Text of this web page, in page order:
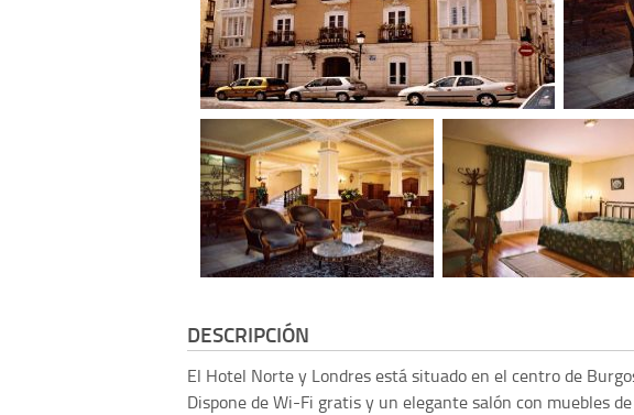
DESCRIPCIÓN
El Hotel Norte y Londres está situado en el centro de
Dispone de Wi-Fi gratis y un elegante salón con muebles de